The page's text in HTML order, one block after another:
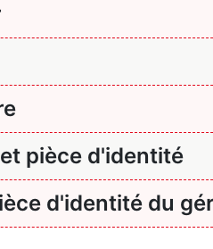
pièce d'identité
d'identité du